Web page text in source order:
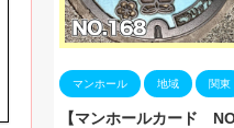
マンホール 地域 関東
【マンホールカード